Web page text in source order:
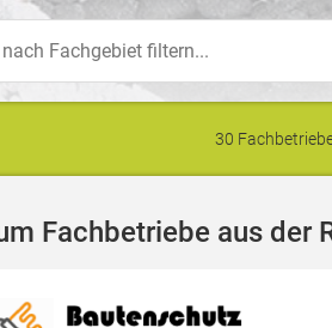
30
Fachbetriebe aus der